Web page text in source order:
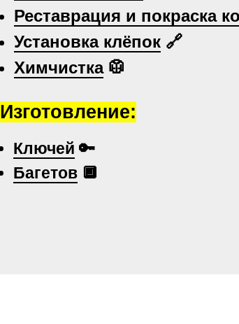
Реставрация и покраска
Установка клёпок 🔗
Химчистка🥼
Ключей 🔑
Багетов 🔲
Изготовление: